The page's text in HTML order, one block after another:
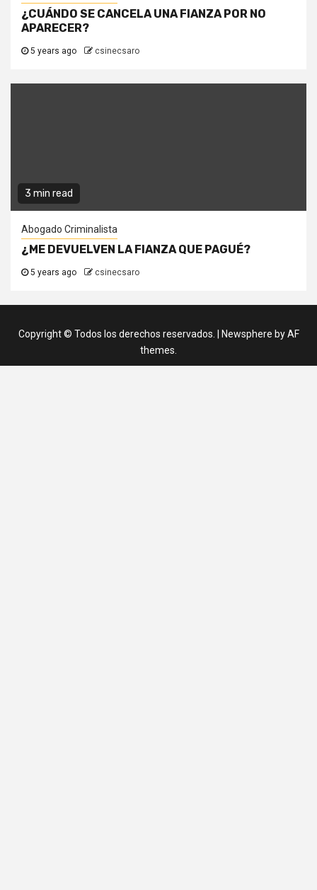
¿CUÁNDO SE CANCELA UNA FIANZA POR NO
APARECER?
5 years ago csinecsaro
3 min read
Abogado Criminalista
¿ME DEVUELVEN LA FIANZA QUE PAGUÉ?
5 years ago csinecsaro
Copyright © Todos los derechos reservados. Newsphere by AF
themes.